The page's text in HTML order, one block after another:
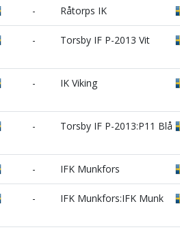
- Råtorps IK
- Torsby IF P-2013 Vit
- IK Viking
- Torsby IF P-2013:P11 Blå
- IFK Munkfors
- IFK Munkfors:IFK Munk